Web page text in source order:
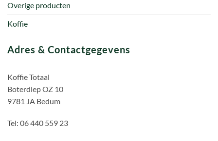
Overige producten
Koffie
Adres & Contactgegevens
Koffie Totaal
Boterdiep OZ 10
9781 JA Bedum
Tel: 06 440 559 23